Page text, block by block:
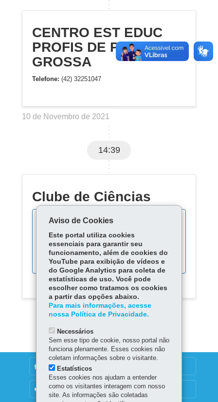
CENTRO EST EDUC
PROFIS DE PONTA
GROSSA
Telefone: (42) 32251047
10 de Novembro de 2021
14:39
Clube de Ciências
Acompanhe as fases do
processo:
DENUNCIE CORRUPÇÃO
OUVIDORIA
Aviso de Cookies
Este portal utiliza cookies
essenciais para garantir seu
funcionamento, além de cookies do
YouTube para exibição de vídeos e
do Google Analytics para coleta de
estatísticas de uso. Você pode
escolher como tratamos os cookies
a partir das opções abaixo.
Para mais informações, acesse
nossa Política de Privacidade.
Necessários
Sem esse tipo de cookie, nosso portal não
funciona plenamente. Esses cookies não
coletam informações sobre o visitante.
Estatísticos
Esses cookies nos ajudam a entender
como os visitantes interagem com nosso
site. As informações são coletadas